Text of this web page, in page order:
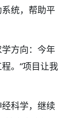
统，帮助平
方向：今年
。“项目让我
科学，继续